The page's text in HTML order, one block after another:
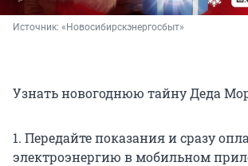
Источник: «Новосибирскэнергосбыт»
Узнать новогоднюю тайну Деда
1. Передайте показания и сразу
электроэнергию в мобильном